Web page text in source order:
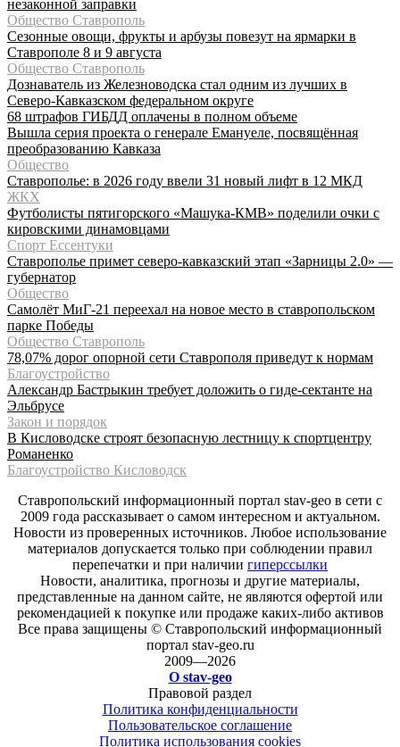
незаконной заправки
Общество Ставрополь
Сезонные овощи, фрукты и арбузы повезут на ярмарки в
Ставрополе 8 и 9 августа
Общество Ставрополь
Дознаватель из Железноводска стал одним из лучших в
Северо-Кавказском федеральном округе
68 штрафов ГИБДД оплачены в полном объеме
Вышла серия проекта о генерале Емануеле, посвящённая
преобразованию Кавказа
Общество
Ставрополье: в 2026 году ввели 31 новый лифт в 12 МКД
ЖКХ
Футболисты пятигорского «Машука-КМВ» поделили очки с
кировскими динамовцами
Спорт Ессентуки
Ставрополье примет северо-кавказский этап «Зарницы 2.0» —
губернатор
Общество
Самолёт МиГ-21 переехал на новое место в ставропольском
парке Победы
Общество Ставрополь
78,07% дорог опорной сети Ставрополя приведут к нормам
Благоустройство
Александр Бастрыкин требует доложить о гиде-сектанте на
Эльбрусе
Закон и порядок
В Кисловодске строят безопасную лестницу к спортцентру
Романенко
Благоустройство Кисловодск
Ставропольский информационный портал stav-geo в сети с
2009 года рассказывает о самом интересном и актуальном.
Новости из проверенных источников. Любое использование
материалов допускается только при соблюдении правил
перепечатки и при наличии гиперссылки
Новости, аналитика, прогнозы и другие материалы,
представленные на данном сайте, не являются офертой или
рекомендацией к покупке или продаже каких-либо активов
Все права защищены © Ставропольский информационный
портал stav-geo.ru
2009—2026
О stav-geo
Правовой раздел
Политика конфиденциальности
Пользовательское соглашение
Политика использования cookies